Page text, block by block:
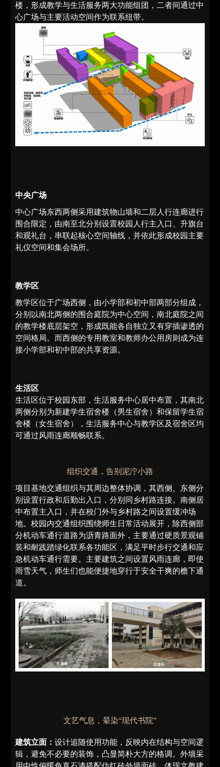
楼，形成教学与生活服务两大功能组团，二者间通过中
心广场与主要活动空间作为联系纽带。
中央广场
中心广场东西两侧采用建筑物山墙和二层人行连廊进行
围合限定，由南至北分别设置校园人行主入口、升旗台
和观礼台，串联起核心空间轴线，并依此形成校园主要
礼仪空间和集会场所。
教学区
教学区位于广场西侧，由小学部和初中部两部分组成，
分别以南北两侧的围合庭院为中心空间，南北庭院之间
的教学楼底层架空，形成既能各自独立又有穿插渗透的
空间格局。而西侧的专用教室和教师办公用房则成为连
接小学部和初中部的共享资源。
生活区
生活区位于校园东部，生活服务中心居中布置，其南北
两侧分别为新建学生宿舍楼（男生宿舍）和保留学生宿
舍楼（女生宿舍），生活服务中心与教学区及宿舍区均
可通过风雨连廊顺畅联系。
组织交通，告别泥泞小路
项目基地交通组织与其周边整体协调，其西侧、东侧分
别设置行政和后勤出入口，分别同乡村路连接。南侧居
中布置主入口，并在校门外与乡村路之间设置缓冲场
地。校园内交通组织围绕师生日常活动展开，除西侧部
分机动车通行道路为沥青路面外，主要通过硬质景观铺
装和耐践踏绿化联系各功能区，满足平时步行交通和应
急机动车通行需要。主要建筑之间设置风雨连廊，即使
雨雪天气，师生们也能便捷地穿行于安全干爽的檐下通
道。
文艺气息，晕染“现代书院”
建筑立面：设计追随使用功能，反映内在结构与空间逻
辑，避免不必要的装饰，凸显简朴大方的格调。外墙采